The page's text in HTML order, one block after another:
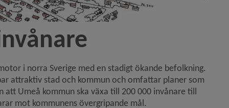
i norra Sverige med en stadigt ökande befolkning.
attraktiv stad och kommun och omfattar planer som
Umeå kommun ska växa till 200 000 invånare till
mot kommunens övergripande mål.